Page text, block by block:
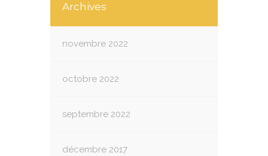
Archives
novembre 2022
octobre 2022
septembre 2022
décembre 2017